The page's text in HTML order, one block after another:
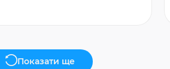
Показати ще